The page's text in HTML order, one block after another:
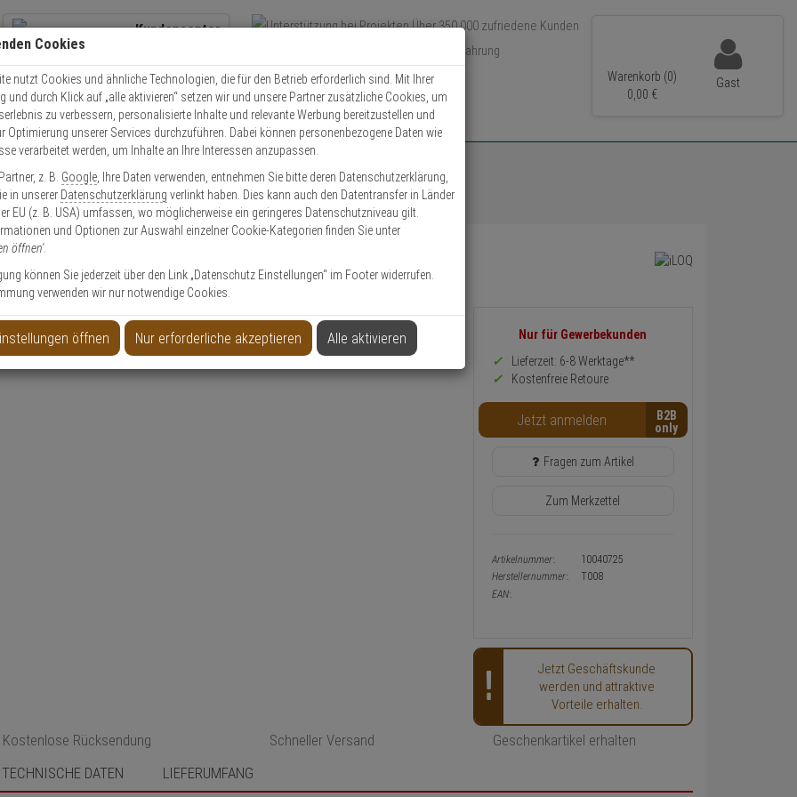
Kundencenter
Kontaktservice nutzen
Mo. - Do.: 8:00 - 16:30 Fr. 8:00 - 14:00 Uhr
Über 350.000 zufriedene Kunden
Über 15 Jahre Erfahrung
Schneller Versand
Warenkorb (0)
0, 00 €
Gast
Mini Bolzenschneider 8
8
Produktinformationen
Zubehörartikel
Anwendung:Zutrittskontrolle
Informationen
Preis,
Verfügbakeit
Warenkorb-
oder
Konfigurieren-
Nur für Gewerbekunden
Lieferzeit: 6-8 Werktage**
Kostenfreie Retoure
Jetzt anmelden B2B
Fragen zum Artikel
Zum Merkzettel
Artikelnummer:
10040725
Herstellernummer:
T008
EAN:
Jetzt Geschäftskunde
werden und attraktive
Vorteile erhalten.
Kostenlose Rücksendung Schneller Versand
Geschenkartikel erhalten
TECHNISCHE DATEN LIEFERUMFANG
Cookies
nutzt Cookies und ähnliche Technologien, die für den Betrieb erforderlich sind. Mit Ihrer
und durch Klick auf „alle aktivieren“ setzen wir und unsere Partner zusätzliche Cookies, um
zu verbessern, personalisierte Inhalte und relevante Werbung bereitzustellen und
Optimierung unserer Services durchzuführen. Dabei können personenbezogene Daten wie
verarbeitet werden, um Inhalte an Ihre Interessen anzupassen.
z. B. Google , Ihre Daten verwenden, entnehmen Sie bitte deren Datenschutzerklärung,
in unserer Datenschutzerklärung verlinkt haben. Dies kann auch den Datentransfer in Länder
EU (z. B. USA) umfassen, wo möglicherweise ein geringeres Datenschutzniveau gilt.
und Optionen zur Auswahl einzelner Cookie-Kategorien finden Sie unter
öffnen'.
können Sie jederzeit über den Link „Datenschutz Einstellungen“ im Footer widerrufen.
verwenden wir nur notwendige Cookies.
öffnen Nur erforderliche akzeptieren Alle aktivieren